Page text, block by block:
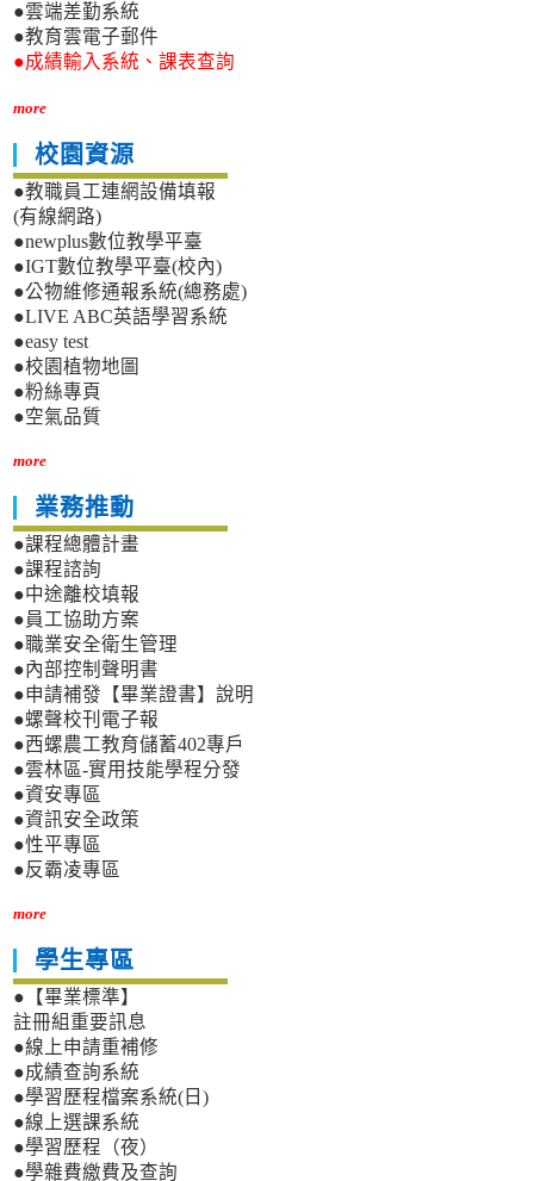
●雲端差勤系統
●教育雲電子郵件
●成績輸入系統、課表查詢
more
校園資源
●教職員工連網設備填報
(有線網路)
●newplus數位教學平臺
●IGT數位教學平臺(校內)
●公物維修通報系統(總務處)
●LIVE ABC英語學習系統
●easy test
●校園植物地圖
●粉絲專頁
●空氣品質
more
業務推動
●課程總體計畫
●課程諮詢
●中途離校填報
●員工協助方案
●職業安全衛生管理
●內部控制聲明書
●申請補發【畢業證書】說明
●螺聲校刊電子報
●西螺農工教育儲蓄402專戶
●雲林區-實用技能學程分發
●資安專區
●資訊安全政策
●性平專區
●反霸凌專區
more
學生專區
●【畢業標準】
註冊組重要訊息
●線上申請重補修
●成績查詢系統
●學習歷程檔案系統(日)
●線上選課系統
●學習歷程（夜）
●學雜費繳費及查詢